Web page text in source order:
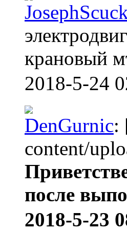
крановый
2018-5-24
DenGurnic:
content/
после
2018-5-23